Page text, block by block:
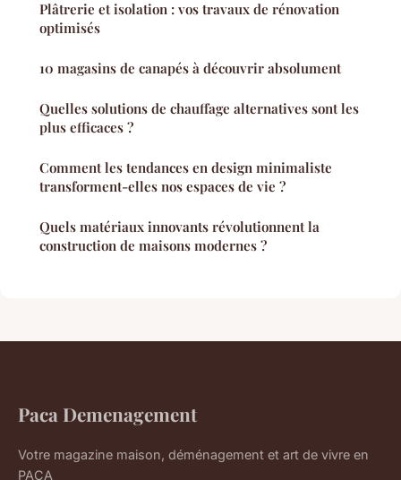
Plâtrerie et isolation : vos travaux de rénovation
optimisés
10 magasins de canapés à découvrir absolument
Quelles solutions de chauffage alternatives sont les
plus efficaces ?
Comment les tendances en design minimaliste
transforment-elles nos espaces de vie ?
Quels matériaux innovants révolutionnent la
construction de maisons modernes ?
Paca Demenagement
Votre magazine maison, déménagement et art de vivre en
PACA